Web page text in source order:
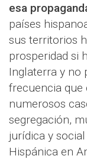
esa
países
sus territorios
prosperidad si
Inglaterra y no
frecuencia que
numerosos
segregación,
jurídica y
Hispánica en